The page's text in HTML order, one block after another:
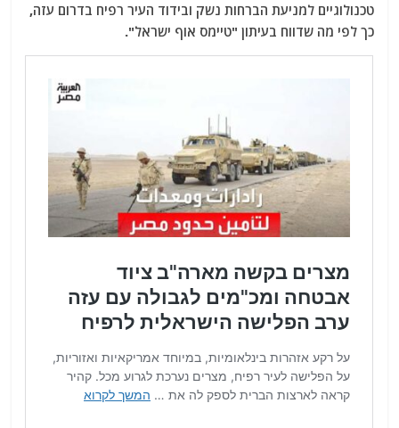
טכנולוגיים למניעת הברחות נשק ובידוד העיר רפיח בדרום עזה,
כך לפי מה שדווח בעיתון "טיימס אוף ישראל".